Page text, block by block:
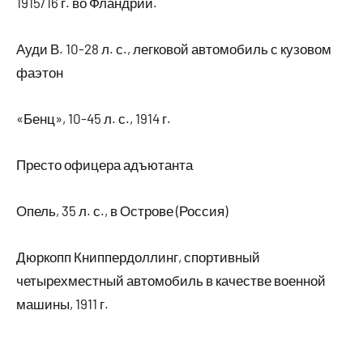
Ауди В. 10-28 л. с., легковой автомобиль с кузовом
фаэтон
«Бенц», 10-45 л. с., 1914 г.
Престо офицера адъютанта
Опель, 35 л. с., в Острове (Россия)
Дюркопп Книппердоллинг, спортивный
четырехместный автомобиль в качестве военной
машины, 1911 г.